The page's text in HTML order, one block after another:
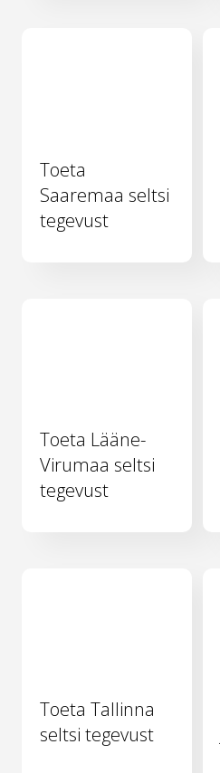
Toeta
Saaremaa seltsi
tegevust
Toeta Lääne-
Virumaa seltsi
tegevust
Toeta Tallinna
seltsi tegevust